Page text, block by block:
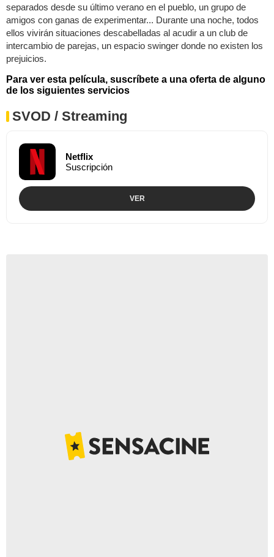
separados desde su último verano en el pueblo, un grupo de
amigos con ganas de experimentar... Durante una noche, todos
ellos vivirán situaciones descabelladas al acudir a un club de
intercambio de parejas, un espacio swinger donde no existen los
prejuicios.
Para ver esta película, suscríbete a una oferta de alguno
de los siguientes servicios
SVOD / Streaming
Netflix
Suscripción
VER